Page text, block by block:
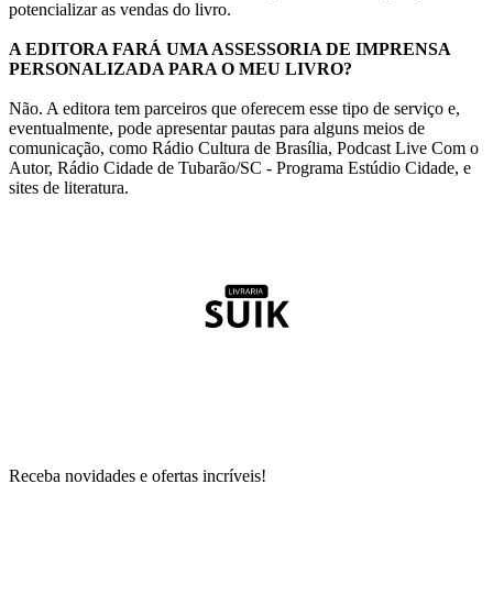
potencializar as vendas do livro.
A EDITORA FARÁ UMA ASSESSORIA DE IMPRENSA
PERSONALIZADA PARA O MEU LIVRO?
Não. A editora tem parceiros que oferecem esse tipo de serviço e,
eventualmente, pode apresentar pautas para alguns meios de
comunicação, como Rádio Cultura de Brasília, Podcast Live Com o
Autor, Rádio Cidade de Tubarão/SC - Programa Estúdio Cidade, e
sites de literatura.
Receba novidades e ofertas incríveis!